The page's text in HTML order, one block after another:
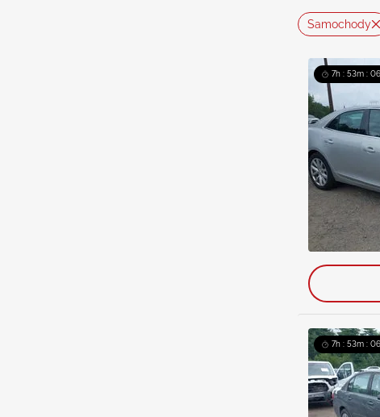
Samochody
7h : 53m :
7h : 53m :